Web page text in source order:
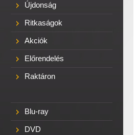
Újdonság
Ritkaságok
Akciók
Előrendelés
Raktáron
Blu-ray
DVD